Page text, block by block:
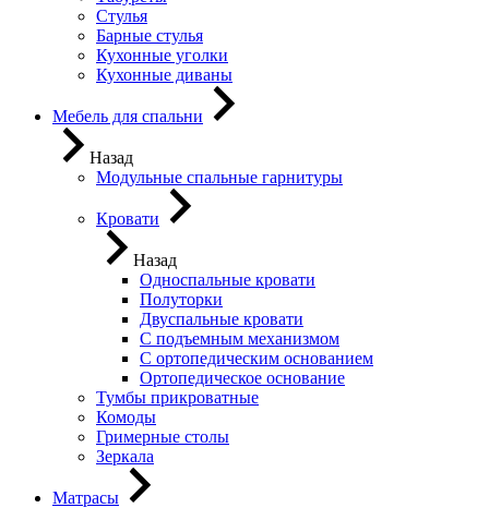
Стулья
Барные стулья
Кухонные уголки
Кухонные диваны
Мебель для спальни
Назад
Модульные спальные гарнитуры
Кровати
Назад
Односпальные кровати
Полуторки
Двуспальные кровати
С подъемным механизмом
С ортопедическим основанием
Ортопедическое основание
Тумбы прикроватные
Комоды
Гримерные столы
Зеркала
Матрасы